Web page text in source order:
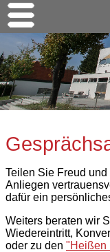
Teilen Sie Freud
Anliegen
dafür ein
Weiters beraten wir
Wiedereintritt,
oder zu den "Heißen